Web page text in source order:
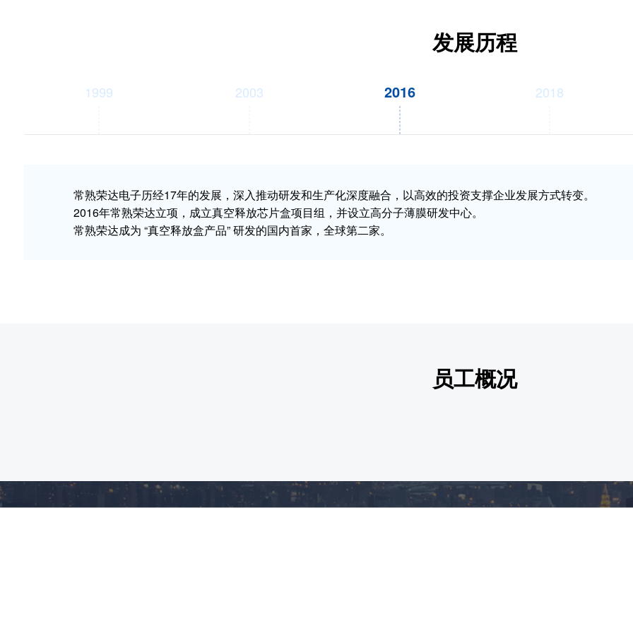
发展历程
1999 2003 2016 2018
常熟荣达电子历经17年的发展，深入推动研发和生产化深度融合，以高效的投资支撑企业发展方式转变。
2016年常熟荣达立项，成立真空释放芯片盒项目组，并设立高分子薄膜研发中心。
常熟荣达成为 “真空释放盒产品” 研发的国内首家，全球第二家。
员工概况